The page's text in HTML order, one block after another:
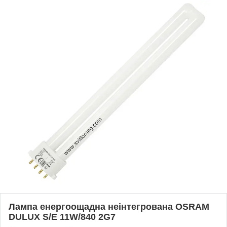
Лампа енергоощадна неінтегрована OSRAM
DULUX S/E 11W/840 2G7